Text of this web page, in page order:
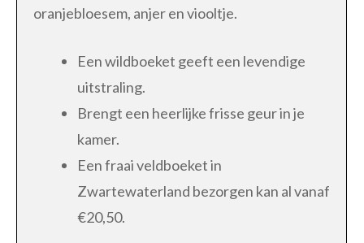
oranjebloesem, anjer en viooltje.
Een wildboeket geeft een levendige
uitstraling.
Brengt een heerlijke frisse geur in je
kamer.
Een fraai veldboeket in
Zwartewaterland bezorgen kan al vanaf
€20,50.